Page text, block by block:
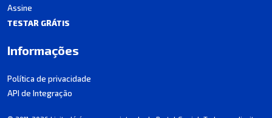
Assine
TESTAR GRÁTIS
Informações
Política de privacidade
API de Integração